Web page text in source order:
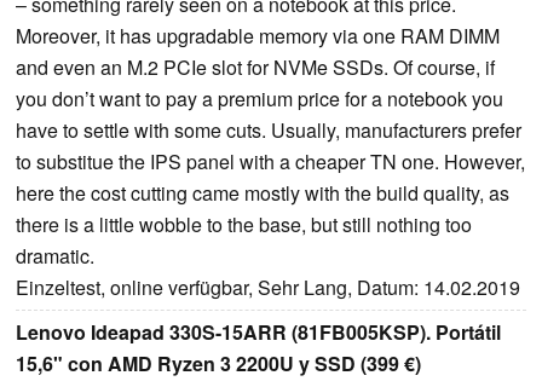
Moreover, it has upgradable memory via one RAM DIMM
and even an M.2 PCIe slot for NVMe SSDs. Of course, if
you don’t want to pay a premium price for a notebook you
have to settle with some cuts. Usually, manufacturers prefer
to substitue the IPS panel with a cheaper TN one. However,
here the cost cutting came mostly with the build quality, as
there is a little wobble to the base, but still nothing too
dramatic.
Einzeltest, online verfügbar, Sehr Lang, Datum: 14.02.2019
Lenovo Ideapad 330S-15ARR (81FB005KSP). Portátil
15,6" con AMD Ryzen 3 2200U y SSD (399 €)